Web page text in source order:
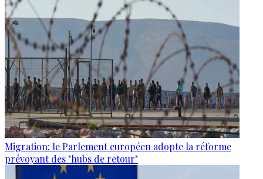
Migration: le Parlement européen adopte la réforme
prévoyant des "hubs de retour"